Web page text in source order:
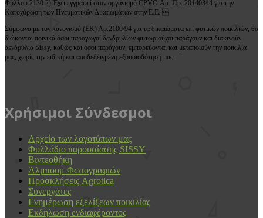
Φύλλου 2130 2) Έχει εγγραφεί στον οργανισμό CPVO Αρ. Πρ. 20140344 για την
Κατοχύρωση των Πνευματικών Δικαιωμάτων στην Ε.Ε. 
Σύμφωνα με τον κανονισμό (ΕΚ) Αρ.2100/94 για τα δικαιώματα επί φυτικών ποικιλιών, θα
διώκονται ποινικά όσοι παραγωγοί δενδρυλίων φυτωριούχοι παράγουν και διακινούν
δενδρύλια Sissy, καθώς και όσοι παράγουν, εμπορεύονται και μεταποιούν την ποικιλία
μας, χωρίς την ειδική και αποδεδειγμένη εξουσιοδότησή μας.
Χρήσιμοι Σύνδεσμοι
Αρχείο των λογοτύπων μας
Φυλλάδιο παρουσίασης SISSY
Βιντεοθήκη
Άλμπουμ Φωτογραφιών
Προσκλήσεις Agrotica
Συνεργάτες
Ενημέρωση εξελίξεων ποικιλίας
Εκδήλωση ενδιαφέροντος